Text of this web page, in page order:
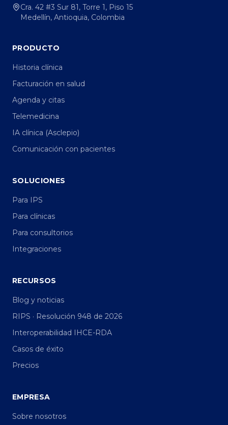
Cra. 42 #3 Sur 81, Torre 1, Piso 15
Medellín, Antioquia, Colombia
PRODUCTO
Historia clínica
Facturación en salud
Agenda y citas
Telemedicina
IA clínica (Asclepio)
Comunicación con pacientes
SOLUCIONES
Para IPS
Para clínicas
Para consultorios
Integraciones
RECURSOS
Blog y noticias
RIPS · Resolución 948 de 2026
Interoperabilidad IHCE-RDA
Casos de éxito
Precios
EMPRESA
Sobre nosotros